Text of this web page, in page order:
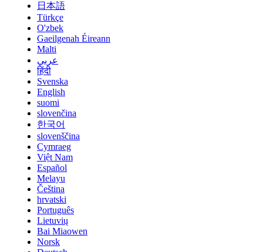
日本語
Türkçe
O'zbek
Gaeilgenah Éireann
Malti
عربي
हिंदी
Svenska
English
suomi
slovenčina
한국어
slovenščina
Cymraeg
Việt Nam
Español
Melayu
Čeština
hrvatski
Português
Lietuvių
Bai Miaowen
Norsk